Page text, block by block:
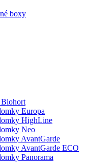
boxy
Europa
HighLine
Neo
AvantGarde
AvantGarde ECO
Panorama